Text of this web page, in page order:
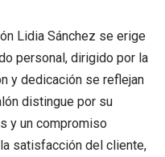
Lidia Sánchez se erige
personal, dirigido por la
y dedicación se reflejan
distingue por su
y un compromiso
satisfacción del cliente,